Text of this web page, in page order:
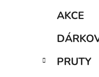
r
Přeskočit
kategorie
o
AKCE
PRUTY